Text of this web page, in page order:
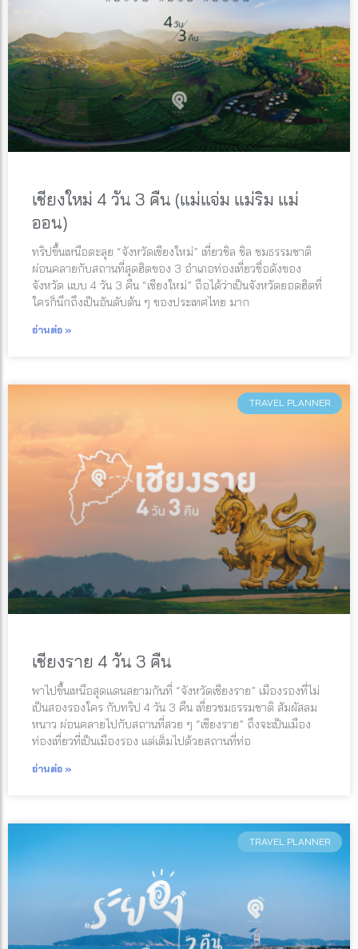
เชียงใหม่ 4 วัน 3 คืน (แม่แจ่ม แม่ริม แม่
ออน)
ทริปขึ้นเหนือตะลุย “จังหวัดเชียงใหม่” เที่ยวชิล ชิล ชมธรรมชาติ
ผ่อนคลายกับสถานที่สุดฮิตของ 3 อำเภอท่องเที่ยวชื่อดังของ
จังหวัด แบบ 4 วัน 3 คืน “เชียงใหม่” ถือได้ว่าเป็นจังหวัดยอดฮิตที่
ใครก็นึกถึงเป็นอันดับต้น ๆ ของประเทศไทย มาก
อ่านต่อ »
TRAVEL PLANNER
เชียงราย 4 วัน 3 คืน
พาไปขึ้นเหนือสุดแดนสยามกันที่ “จังหวัดเชียงราย” เมืองรองที่ไม่
เป็นสองรองใคร กับทริป 4 วัน 3 คืน เที่ยวชมธรรมชาติ สัมผัสลม
หนาว ผ่อนคลายไปกับสถานที่สวย ๆ “เชียงราย” ถึงจะเป็นเมือง
ท่องเที่ยวที่เป็นเมืองรอง แต่เต็มไปด้วยสถานที่ท่อ
อ่านต่อ »
TRAVEL PLANNER